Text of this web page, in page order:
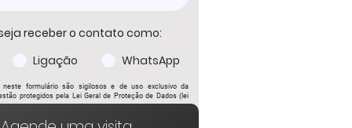
receber o contato como:
Ligação
WhatsApp
neste formulário são sigilosos e de uso exclusivo da
protegidos pela Lei Geral de Proteção de Dados (lei